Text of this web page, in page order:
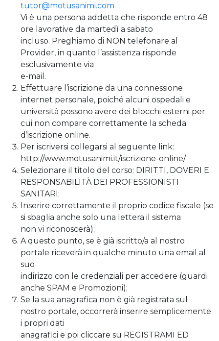
tutor@motusanimi.com
Vi è una persona addetta che risponde entro 48
ore lavorative da martedì a sabato
incluso. Preghiamo di NON telefonare al
Provider, in quanto l’assistenza risponde
esclusivamente via
e-mail.
Effettuare l’iscrizione da una connessione
internet personale, poiché alcuni ospedali e
università possono avere dei blocchi esterni per
cui non compare correttamente la scheda
d’iscrizione online.
Per iscriversi collegarsi al seguente link:
http://www.motusanimi.it/iscrizione-online/
Selezionare il titolo del corso: DIRITTI, DOVERI E
RESPONSABILITÀ DEI PROFESSIONISTI
SANITARI;
Inserire correttamente il proprio codice fiscale (se
si sbaglia anche solo una lettera il sistema
non vi riconoscerà);
A questo punto, se è già iscritto/a al nostro
portale riceverà in qualche minuto una email al
suo
indirizzo con le credenziali per accedere (guardi
anche SPAM e Promozioni);
Se la sua anagrafica non è già registrata sul
nostro portale, occorrerà inserire semplicemente
i propri dati
anagrafici e poi cliccare su REGISTRAMI ED